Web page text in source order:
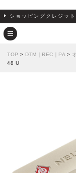
ショッピングクレジッ
TOP > DTM｜REC｜PA >
48 U